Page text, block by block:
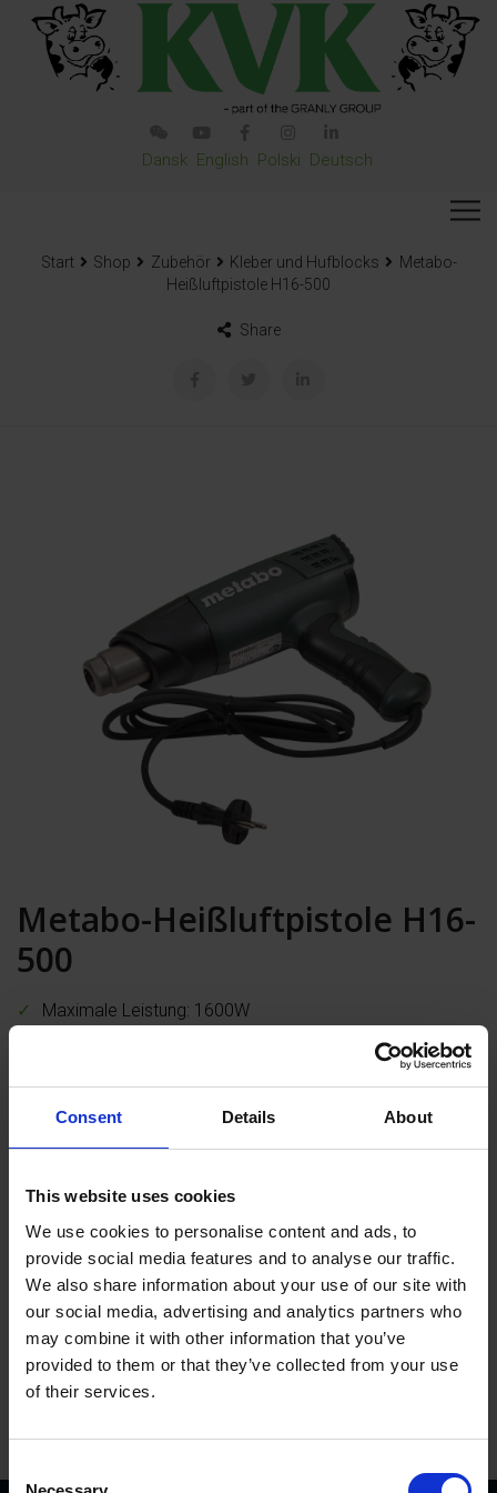
Consent Details About
This website uses cookies
We use cookies to personalise content and ads, to
provide social media features and to analyse our traffic.
We also share information about your use of our site with
our social media, advertising and analytics partners who
may combine it with other information that you’ve
provided to them or that they’ve collected from your use
of their services.
Dansk English Polski Deutsch
Start Shop Zubehör Kleber und Hufblocks
Metabo-
Heißluftpistole H16-500
Share
Metabo-Heißluftpistole H16-
500
Maximale Leistung: 1600W
Lufttemperatur: 300 – 500°C
Ideale Lösung zum Aushärten von Klauenkleber auf
Klauenklötzen
In den Warenkorb